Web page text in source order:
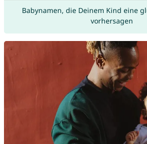
Babynamen, die Deinem Kind eine
vorhersagen